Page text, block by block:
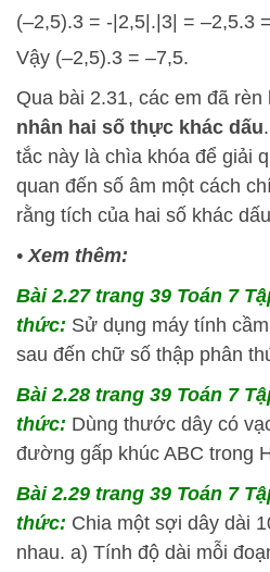
(–2,5).3 = -|2,5|.|3| = –2,5.3
Vậy (–2,5).3 = –7,5.
Qua bài 2.31, các em đã
nhân hai số thực khác dấu
tắc này là chìa khóa để giải
quan đến số âm một cách
rằng tích của hai số khác
•Xem thêm:
Bài 2.27 trang 39 Toán 7
thức: Sử dụng máy tính
sau đến chữ số thập phân
Bài 2.28 trang 39 Toán 7
thức: Dùng thước dây có
đường gấp khúc ABC trong
Bài 2.29 trang 39 Toán 7
thức: Chia một sợi dây dài
nhau. a) Tính độ dài mỗi